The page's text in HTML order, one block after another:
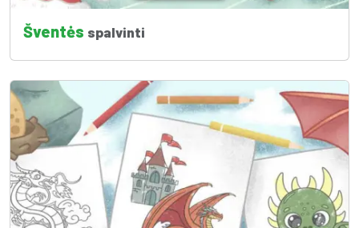
Šventės spalvinti